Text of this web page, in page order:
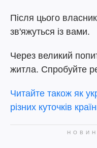
Після цього
зв'яжуться із вами.
Через великий
житла. Спробуйте
Читайте також як
різних куточків